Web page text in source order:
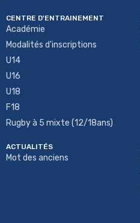
CENTRE D'ENTRAINEMENT
Académie
Modalités d'inscriptions
U14
U16
U18
F18
Rugby à 5 mixte (12/18ans)
ACTUALITÉS
Mot des anciens